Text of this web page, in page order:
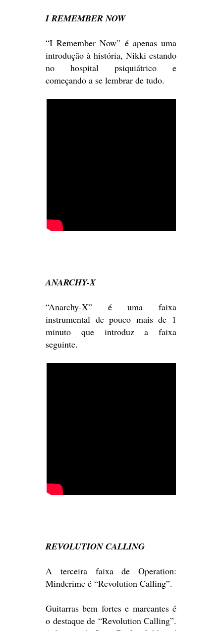
I REMEMBER NOW
“I Remember Now” é apenas uma
introdução à história, Nikki estando
no hospital psiquiátrico e
começando a se lembrar de tudo.
ANARCHY-X
“Anarchy-X” é uma faixa
instrumental de pouco mais de 1
minuto que introduz a faixa
seguinte.
REVOLUTION CALLING
A terceira faixa de Operation:
Mindcrime é “Revolution Calling”.
Guitarras bem fortes e marcantes é
o destaque de “Revolution Calling”.